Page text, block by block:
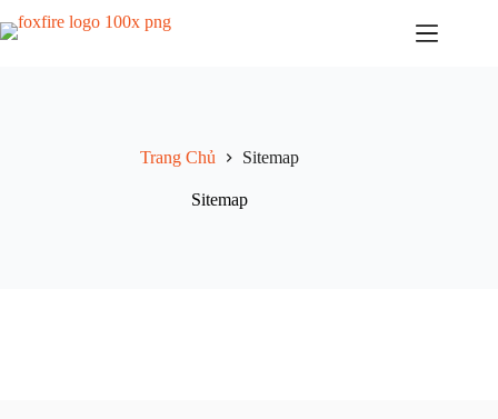
đến
Trang Chủ Sitemap
Sitemap